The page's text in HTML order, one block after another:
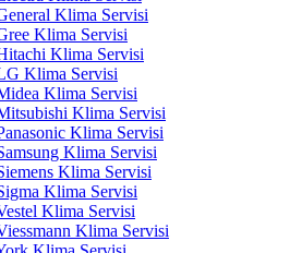
Klima Servisi
Klima Servisi
Klima Servisi
Klima Servisi
Klima Servisi
Klima Servisi
Klima Servisi
Klima Servisi
Klima Servisi
Klima Servisi
Klima Servisi
Klima Servisi